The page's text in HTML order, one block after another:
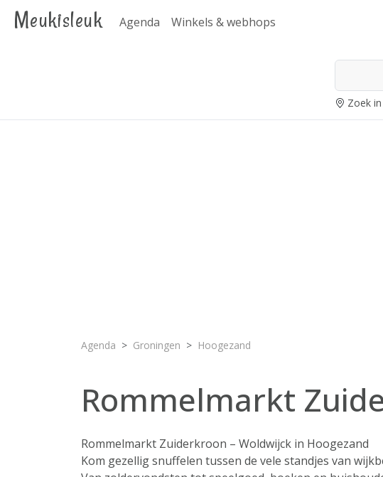
Meukisleuk Agenda Winkels & webhops
Zoek
Agenda Groningen Hoogezand
Rommelmarkt
Rommelmarkt Zuiderkroon – Woldwijck in Hoogezand
Kom gezellig snuffelen tussen de vele standjes van